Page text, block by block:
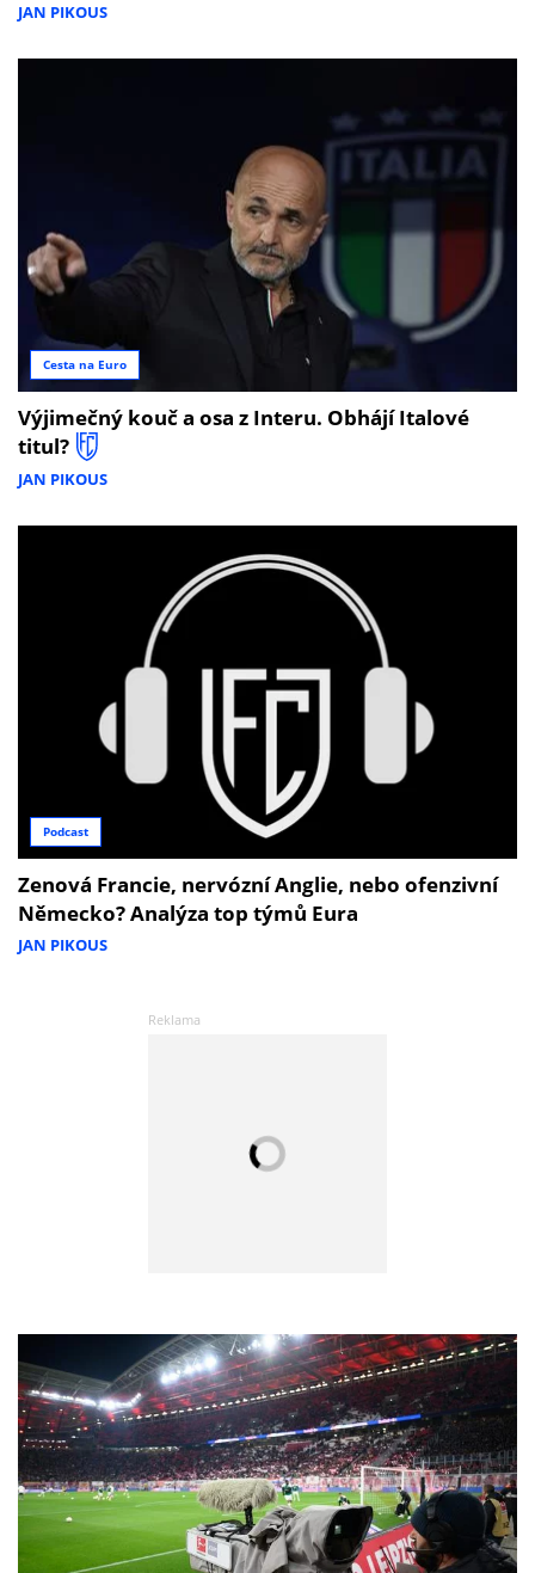
JAN PIKOUS
Cesta na Euro
Výjimečný kouč a osa z Interu. Obhájí Italové
titul?
JAN PIKOUS
Podcast
Zenová Francie, nervózní Anglie, nebo ofenzivní
Německo? Analýza top týmů Eura
JAN PIKOUS